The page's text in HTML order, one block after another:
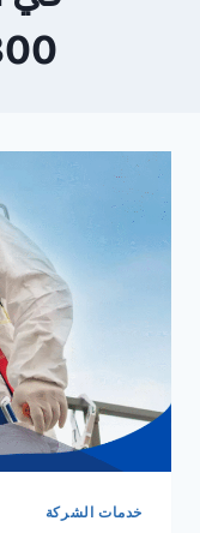
خدمات الشركة